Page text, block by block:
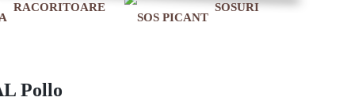
RACORITOARE SOSURI
Pollo